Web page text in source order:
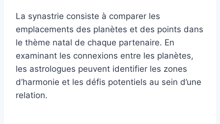
La synastrie consiste à comparer les
emplacements des planètes et des points dans
le thème natal de chaque partenaire. En
examinant les connexions entre les planètes,
les astrologues peuvent identifier les zones
d’harmonie et les défis potentiels au sein d’une
relation.